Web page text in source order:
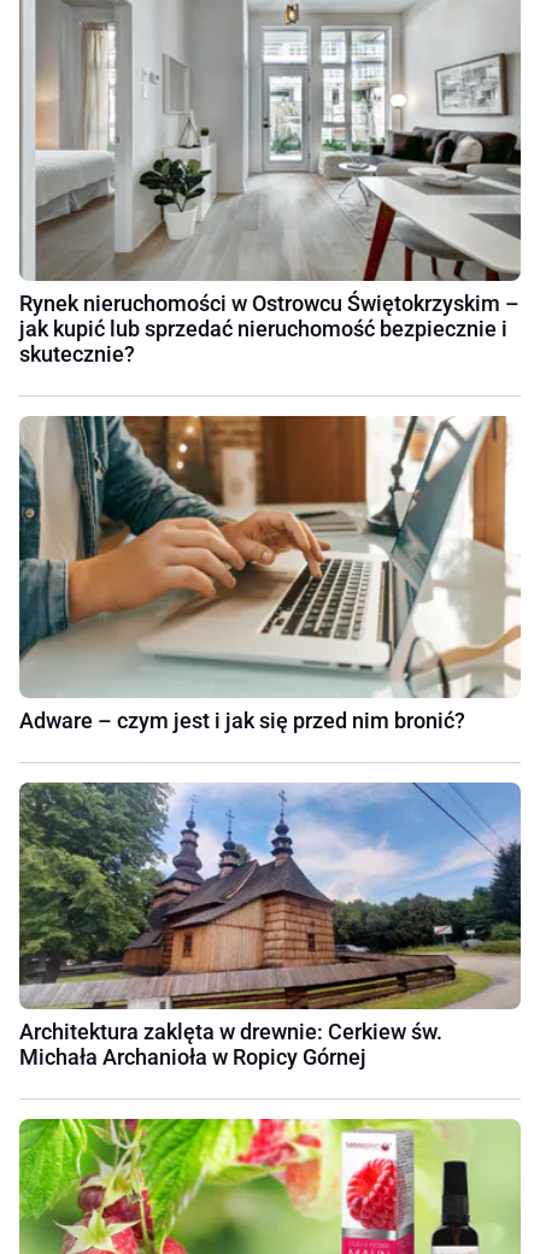
Rynek nieruchomości w Ostrowcu Świętokrzyskim –
jak kupić lub sprzedać nieruchomość bezpiecznie i
skutecznie?
Adware – czym jest i jak się przed nim bronić?
Architektura zaklęta w drewnie: Cerkiew św.
Michała Archanioła w Ropicy Górnej